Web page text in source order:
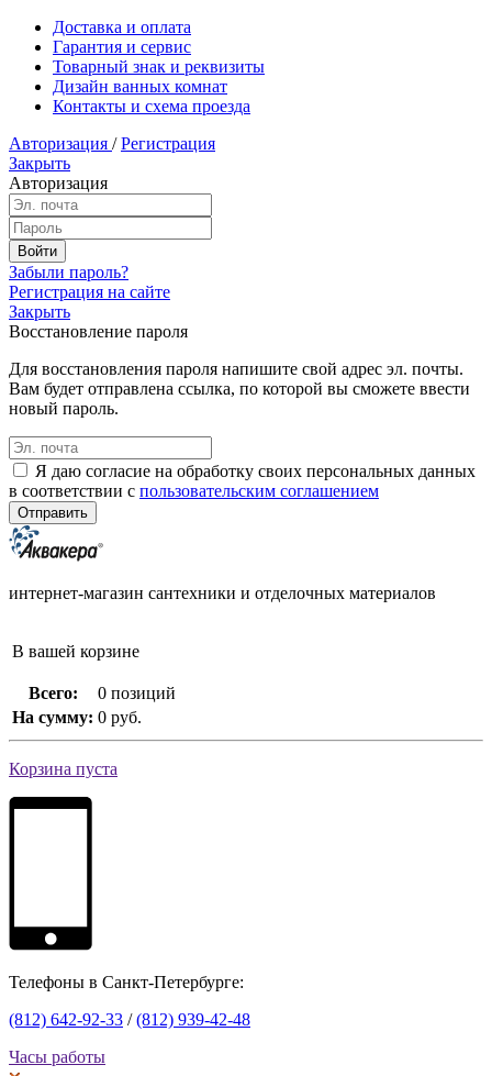
Доставка и оплата
Гарантия и сервис
Товарный знак и реквизиты
Дизайн ванных комнат
Контакты и схема проезда
Авторизация / Регистрация
Закрыть
Авторизация
Забыли пароль?
Регистрация на сайте
Закрыть
Восстановление пароля
Для восстановления пароля напишите свой адрес эл. почты.
Вам будет отправлена ссылка, по которой вы сможете ввести
новый пароль.
Я даю согласие на обработку своих персональных данных
в соответствии с пользовательским соглашением
интернет-магазин сантехники и отделочных материалов
В вашей корзине
Всего:
0 позиций
На сумму: 0 руб.
Корзина пуста
Телефоны в Санкт-Петербурге:
(812) 642-92-33 /(812) 939-42-48
Часы работы